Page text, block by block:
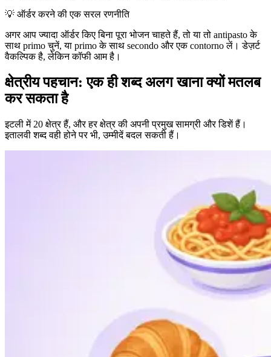
💡 ऑर्डर करने की एक सरल रणनीति
अगर आप ज्यादा ऑर्डर किए बिना पूरा भोजन चाहते हैं, तो या तो antipasto के
साथ primo चुनें, या primo के साथ secondo और एक contorno लें। डेज़र्ट
वैकल्पिक है, लेकिन कॉफी आम है।
क्षेत्रीय पहचान: एक ही शब्द अलग खाना क्यों मतलब
कर सकता है
इटली में 20 क्षेत्र हैं, और हर क्षेत्र की अपनी प्रमुख सामग्री और डिशें हैं।
इतालवी शब्द वही होने पर भी, उम्मीदें बदल सकती हैं।